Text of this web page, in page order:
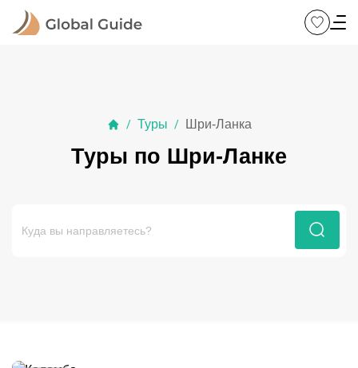
/ Туры / Шри-Ланка
Туры по Шри-Ланке